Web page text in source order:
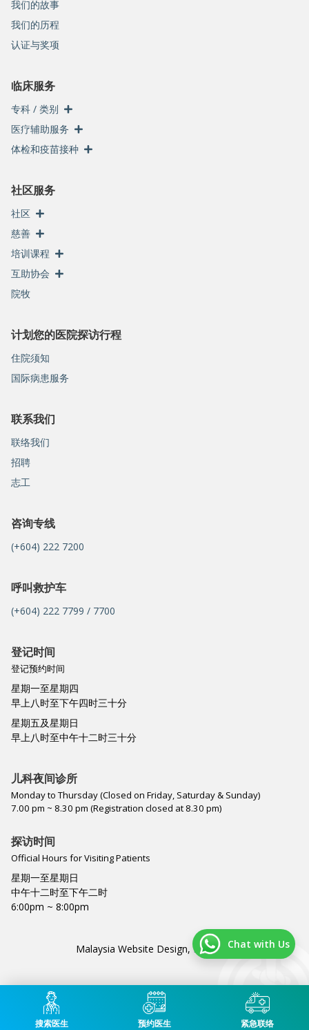
我们的故事
我们的历程
认证与奖项
临床服务
专科 / 类别
医疗辅助服务
体检和疫苗接种
社区服务
社区
慈善
培训课程
互助协会
院牧
计划您的医院探访行程
住院须知
国际病患服务
联系我们
联络我们
招聘
志工
咨询专线
(+604) 222 7200
呼叫救护车
(+604) 222 7799 / 7700
登记时间
登记预约时间
星期一至星期四
早上八时至下午四时三十分
星期五及星期日
早上八时至中午十二时三十分
儿科夜间诊所
Monday to Thursday (Closed on Friday, Saturday & Sunday)
7.00 pm ~ 8.30 pm (Registration closed at 8.30 pm)
探访时间
Official Hours for Visiting Patients
星期一至星期日
中午十二时至下午二时
6:00pm ~ 8:00pm
Malaysia Website Design, Lightflex.
Chat with Us
搜索医生 预约医生 紧急联络